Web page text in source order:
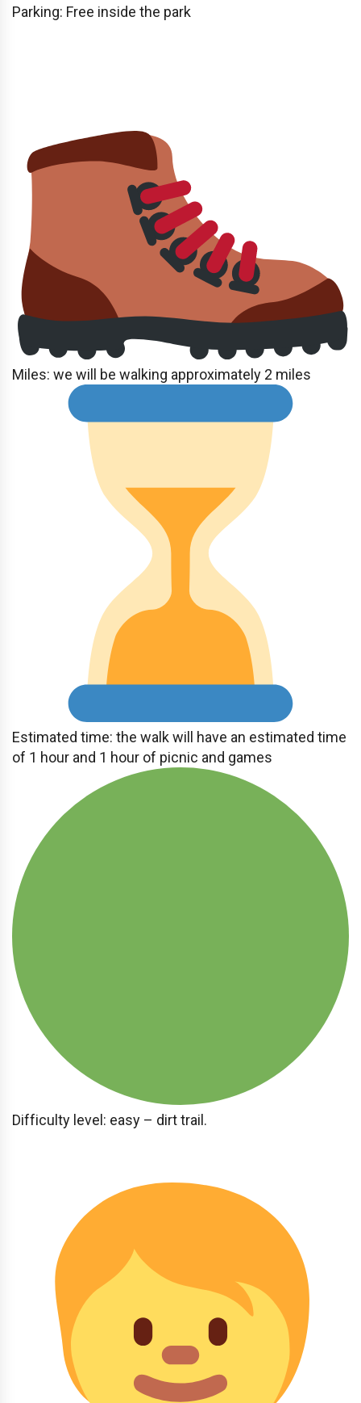
Parking: Free inside the park
Miles: we will be walking approximately 2 miles
Estimated time: the walk will have an estimated time
of 1 hour and 1 hour of picnic and games
Difficulty level: easy – dirt trail.